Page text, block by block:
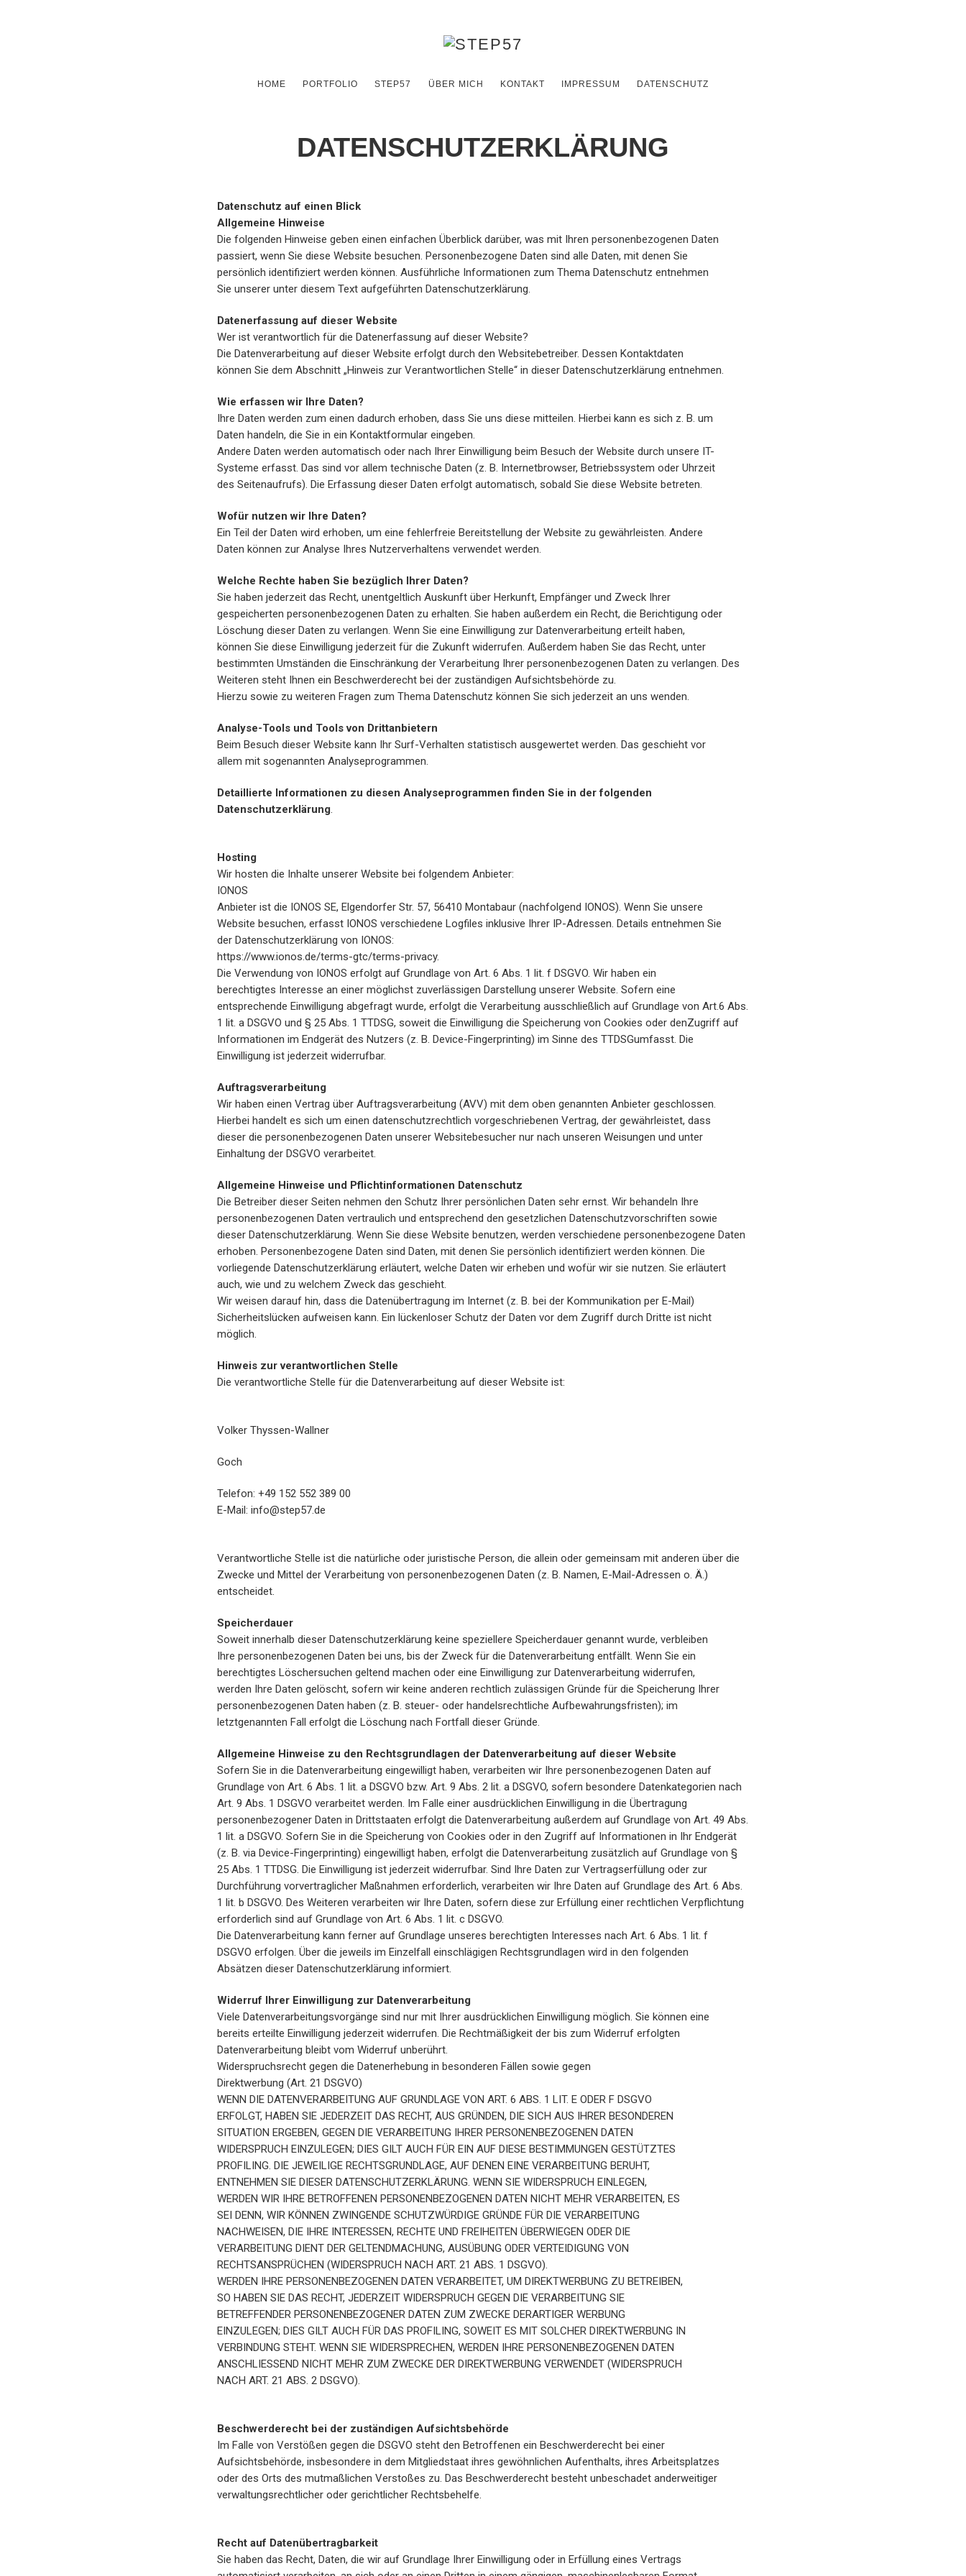
HOME PORTFOLIO STEP57 ÜBER MICH KONTAKT IMPRESSUM DATENSCHUTZ
DATENSCHUTZERKLÄRUNG
Datenschutz auf einen Blick
Allgemeine Hinweise
Die folgenden Hinweise geben einen einfachen Überblick darüber, was mit Ihren personenbezogenen Daten
passiert, wenn Sie diese Website besuchen. Personenbezogene Daten sind alle Daten, mit denen Sie
persönlich identifiziert werden können. Ausführliche Informationen zum Thema Datenschutz entnehmen
Sie unserer unter diesem Text aufgeführten Datenschutzerklärung.
Datenerfassung auf dieser Website
Wer ist verantwortlich für die Datenerfassung auf dieser Website?
Die Datenverarbeitung auf dieser Website erfolgt durch den Websitebetreiber. Dessen Kontaktdaten
können Sie dem Abschnitt „Hinweis zur Verantwortlichen Stelle“ in dieser Datenschutzerklärung entnehmen.
Wie erfassen wir Ihre Daten?
Ihre Daten werden zum einen dadurch erhoben, dass Sie uns diese mitteilen. Hierbei kann es sich z. B. um
Daten handeln, die Sie in ein Kontaktformular eingeben.
Andere Daten werden automatisch oder nach Ihrer Einwilligung beim Besuch der Website durch unsere IT-
Systeme erfasst. Das sind vor allem technische Daten (z. B. Internetbrowser, Betriebssystem oder Uhrzeit
des Seitenaufrufs). Die Erfassung dieser Daten erfolgt automatisch, sobald Sie diese Website betreten.
Wofür nutzen wir Ihre Daten?
Ein Teil der Daten wird erhoben, um eine fehlerfreie Bereitstellung der Website zu gewährleisten. Andere
Daten können zur Analyse Ihres Nutzerverhaltens verwendet werden.
Welche Rechte haben Sie bezüglich Ihrer Daten?
Sie haben jederzeit das Recht, unentgeltlich Auskunft über Herkunft, Empfänger und Zweck Ihrer
gespeicherten personenbezogenen Daten zu erhalten. Sie haben außerdem ein Recht, die Berichtigung oder
Löschung dieser Daten zu verlangen. Wenn Sie eine Einwilligung zur Datenverarbeitung erteilt haben,
können Sie diese Einwilligung jederzeit für die Zukunft widerrufen. Außerdem haben Sie das Recht, unter
bestimmten Umständen die Einschränkung der Verarbeitung Ihrer personenbezogenen Daten zu verlangen. Des
Weiteren steht Ihnen ein Beschwerderecht bei der zuständigen Aufsichtsbehörde zu.
Hierzu sowie zu weiteren Fragen zum Thema Datenschutz können Sie sich jederzeit an uns wenden.
Analyse-Tools und Tools von Drittanbietern
Beim Besuch dieser Website kann Ihr Surf-Verhalten statistisch ausgewertet werden. Das geschieht vor
allem mit sogenannten Analyseprogrammen.
Detaillierte Informationen zu diesen Analyseprogrammen finden Sie in der folgenden
Datenschutzerklärung.
Hosting
Wir hosten die Inhalte unserer Website bei folgendem Anbieter:
IONOS
Anbieter ist die IONOS SE, Elgendorfer Str. 57, 56410 Montabaur (nachfolgend IONOS). Wenn Sie unsere
Website besuchen, erfasst IONOS verschiedene Logfiles inklusive Ihrer IP-Adressen. Details entnehmen Sie
der Datenschutzerklärung von IONOS:
https://www.ionos.de/terms-gtc/terms-privacy.
Die Verwendung von IONOS erfolgt auf Grundlage von Art. 6 Abs. 1 lit. f DSGVO. Wir haben ein
berechtigtes Interesse an einer möglichst zuverlässigen Darstellung unserer Website. Sofern eine
entsprechende Einwilligung abgefragt wurde, erfolgt die Verarbeitung ausschließlich auf Grundlage von Art.6 Abs.
1 lit. a DSGVO und § 25 Abs. 1 TTDSG, soweit die Einwilligung die Speicherung von Cookies oder denZugriff auf
Informationen im Endgerät des Nutzers (z. B. Device-Fingerprinting) im Sinne des TTDSGumfasst. Die
Einwilligung ist jederzeit widerrufbar.
Auftragsverarbeitung
Wir haben einen Vertrag über Auftragsverarbeitung (AVV) mit dem oben genannten Anbieter geschlossen.
Hierbei handelt es sich um einen datenschutzrechtlich vorgeschriebenen Vertrag, der gewährleistet, dass
dieser die personenbezogenen Daten unserer Websitebesucher nur nach unseren Weisungen und unter
Einhaltung der DSGVO verarbeitet.
Allgemeine Hinweise und Pflichtinformationen Datenschutz
Die Betreiber dieser Seiten nehmen den Schutz Ihrer persönlichen Daten sehr ernst. Wir behandeln Ihre
personenbezogenen Daten vertraulich und entsprechend den gesetzlichen Datenschutzvorschriften sowie
dieser Datenschutzerklärung. Wenn Sie diese Website benutzen, werden verschiedene personenbezogene Daten
erhoben. Personenbezogene Daten sind Daten, mit denen Sie persönlich identifiziert werden können. Die
vorliegende Datenschutzerklärung erläutert, welche Daten wir erheben und wofür wir sie nutzen. Sie erläutert
auch, wie und zu welchem Zweck das geschieht.
Wir weisen darauf hin, dass die Datenübertragung im Internet (z. B. bei der Kommunikation per E-Mail)
Sicherheitslücken aufweisen kann. Ein lückenloser Schutz der Daten vor dem Zugriff durch Dritte ist nicht
möglich.
Hinweis zur verantwortlichen Stelle
Die verantwortliche Stelle für die Datenverarbeitung auf dieser Website ist:
Volker Thyssen-Wallner
Goch
Telefon: +49 152 552 389 00
E-Mail: info@step57.de
Verantwortliche Stelle ist die natürliche oder juristische Person, die allein oder gemeinsam mit anderen über die
Zwecke und Mittel der Verarbeitung von personenbezogenen Daten (z. B. Namen, E-Mail-Adressen o. Ä.)
entscheidet.
Speicherdauer
Soweit innerhalb dieser Datenschutzerklärung keine speziellere Speicherdauer genannt wurde, verbleiben
Ihre personenbezogenen Daten bei uns, bis der Zweck für die Datenverarbeitung entfällt. Wenn Sie ein
berechtigtes Löschersuchen geltend machen oder eine Einwilligung zur Datenverarbeitung widerrufen,
werden Ihre Daten gelöscht, sofern wir keine anderen rechtlich zulässigen Gründe für die Speicherung Ihrer
personenbezogenen Daten haben (z. B. steuer- oder handelsrechtliche Aufbewahrungsfristen); im
letztgenannten Fall erfolgt die Löschung nach Fortfall dieser Gründe.
Allgemeine Hinweise zu den Rechtsgrundlagen der Datenverarbeitung auf dieser Website
Sofern Sie in die Datenverarbeitung eingewilligt haben, verarbeiten wir Ihre personenbezogenen Daten auf
Grundlage von Art. 6 Abs. 1 lit. a DSGVO bzw. Art. 9 Abs. 2 lit. a DSGVO, sofern besondere Datenkategorien nach
Art. 9 Abs. 1 DSGVO verarbeitet werden. Im Falle einer ausdrücklichen Einwilligung in die Übertragung
personenbezogener Daten in Drittstaaten erfolgt die Datenverarbeitung außerdem auf Grundlage von Art. 49 Abs.
1 lit. a DSGVO. Sofern Sie in die Speicherung von Cookies oder in den Zugriff auf Informationen in Ihr Endgerät
(z. B. via Device-Fingerprinting) eingewilligt haben, erfolgt die Datenverarbeitung zusätzlich auf Grundlage von §
25 Abs. 1 TTDSG. Die Einwilligung ist jederzeit widerrufbar. Sind Ihre Daten zur Vertragserfüllung oder zur
Durchführung vorvertraglicher Maßnahmen erforderlich, verarbeiten wir Ihre Daten auf Grundlage des Art. 6 Abs.
1 lit. b DSGVO. Des Weiteren verarbeiten wir Ihre Daten, sofern diese zur Erfüllung einer rechtlichen Verpflichtung
erforderlich sind auf Grundlage von Art. 6 Abs. 1 lit. c DSGVO.
Die Datenverarbeitung kann ferner auf Grundlage unseres berechtigten Interesses nach Art. 6 Abs. 1 lit. f
DSGVO erfolgen. Über die jeweils im Einzelfall einschlägigen Rechtsgrundlagen wird in den folgenden
Absätzen dieser Datenschutzerklärung informiert.
Widerruf Ihrer Einwilligung zur Datenverarbeitung
Viele Datenverarbeitungsvorgänge sind nur mit Ihrer ausdrücklichen Einwilligung möglich. Sie können eine
bereits erteilte Einwilligung jederzeit widerrufen. Die Rechtmäßigkeit der bis zum Widerruf erfolgten
Datenverarbeitung bleibt vom Widerruf unberührt.
Widerspruchsrecht gegen die Datenerhebung in besonderen Fällen sowie gegen
Direktwerbung (Art. 21 DSGVO)
WENN DIE DATENVERARBEITUNG AUF GRUNDLAGE VON ART. 6 ABS. 1 LIT. E ODER F DSGVO
ERFOLGT, HABEN SIE JEDERZEIT DAS RECHT, AUS GRÜNDEN, DIE SICH AUS IHRER BESONDEREN
SITUATION ERGEBEN, GEGEN DIE VERARBEITUNG IHRER PERSONENBEZOGENEN DATEN
WIDERSPRUCH EINZULEGEN; DIES GILT AUCH FÜR EIN AUF DIESE BESTIMMUNGEN GESTÜTZTES
PROFILING. DIE JEWEILIGE RECHTSGRUNDLAGE, AUF DENEN EINE VERARBEITUNG BERUHT,
ENTNEHMEN SIE DIESER DATENSCHUTZERKLÄRUNG. WENN SIE WIDERSPRUCH EINLEGEN,
WERDEN WIR IHRE BETROFFENEN PERSONENBEZOGENEN DATEN NICHT MEHR VERARBEITEN, ES
SEI DENN, WIR KÖNNEN ZWINGENDE SCHUTZWÜRDIGE GRÜNDE FÜR DIE VERARBEITUNG
NACHWEISEN, DIE IHRE INTERESSEN, RECHTE UND FREIHEITEN ÜBERWIEGEN ODER DIE
VERARBEITUNG DIENT DER GELTENDMACHUNG, AUSÜBUNG ODER VERTEIDIGUNG VON
RECHTSANSPRÜCHEN (WIDERSPRUCH NACH ART. 21 ABS. 1 DSGVO).
WERDEN IHRE PERSONENBEZOGENEN DATEN VERARBEITET, UM DIREKTWERBUNG ZU BETREIBEN,
SO HABEN SIE DAS RECHT, JEDERZEIT WIDERSPRUCH GEGEN DIE VERARBEITUNG SIE
BETREFFENDER PERSONENBEZOGENER DATEN ZUM ZWECKE DERARTIGER WERBUNG
EINZULEGEN; DIES GILT AUCH FÜR DAS PROFILING, SOWEIT ES MIT SOLCHER DIREKTWERBUNG IN
VERBINDUNG STEHT. WENN SIE WIDERSPRECHEN, WERDEN IHRE PERSONENBEZOGENEN DATEN
ANSCHLIESSEND NICHT MEHR ZUM ZWECKE DER DIREKTWERBUNG VERWENDET (WIDERSPRUCH
NACH ART. 21 ABS. 2 DSGVO).
Beschwerderecht bei der zuständigen Aufsichtsbehörde
Im Falle von Verstößen gegen die DSGVO steht den Betroffenen ein Beschwerderecht bei einer
Aufsichtsbehörde, insbesondere in dem Mitgliedstaat ihres gewöhnlichen Aufenthalts, ihres Arbeitsplatzes
oder des Orts des mutmaßlichen Verstoßes zu. Das Beschwerderecht besteht unbeschadet anderweitiger
verwaltungsrechtlicher oder gerichtlicher Rechtsbehelfe.
Recht auf Datenübertragbarkeit
Sie haben das Recht, Daten, die wir auf Grundlage Ihrer Einwilligung oder in Erfüllung eines Vertrags